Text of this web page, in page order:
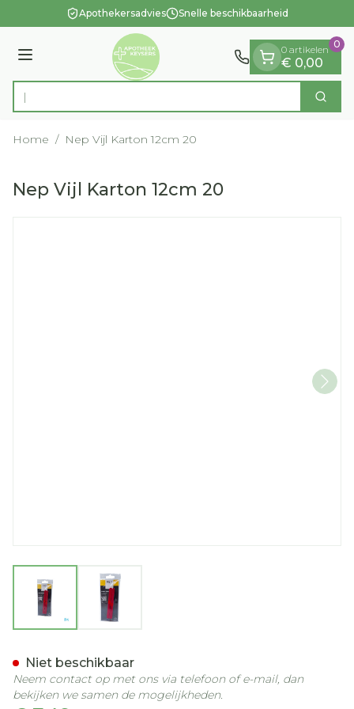
Ga naar de inhoudApothekersadvies Snelle beschikbaarheid
Menu
Product, merk, categorie... Zoek
0 artikelen
€ 0,00
0
Home / Nep Vijl Karton 12cm 20
Nep Vijl Karton 12cm 20
View larger imageView larger image
Niet beschikbaar
Neem contact op met ons via telefoon of e-mail, dan
bekijken we samen de mogelijkheden.